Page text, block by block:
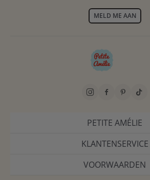
MELD ME AAN
PETITE AMÉLIE
KLANTENSERVICE
VOORWAARDEN